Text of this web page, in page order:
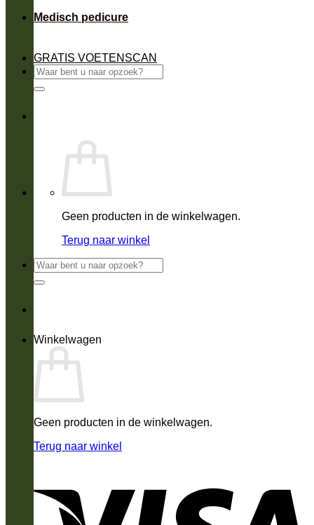
Medisch pedicure
GRATIS VOETENSCAN
Zoeken
naar:
Geen producten in de winkelwagen.
Terug naar winkel
Zoeken
naar:
Winkelwagen
Geen producten in de winkelwagen.
Terug naar winkel